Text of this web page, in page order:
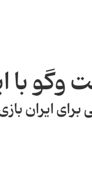
وگو با
ایران